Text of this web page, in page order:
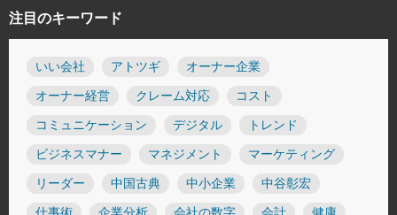
注目のキーワード
いい会社 アトツギ オーナー企業
オーナー経営 クレーム対応 コスト
コミュニケーション デジタル トレンド
ビジネスマナー マネジメント マーケティング
リーダー 中国古典 中小企業 中谷彰宏